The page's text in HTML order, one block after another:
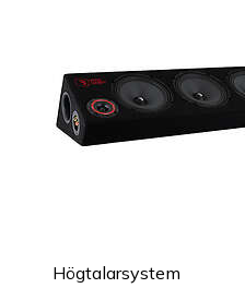
Högtalarsystem